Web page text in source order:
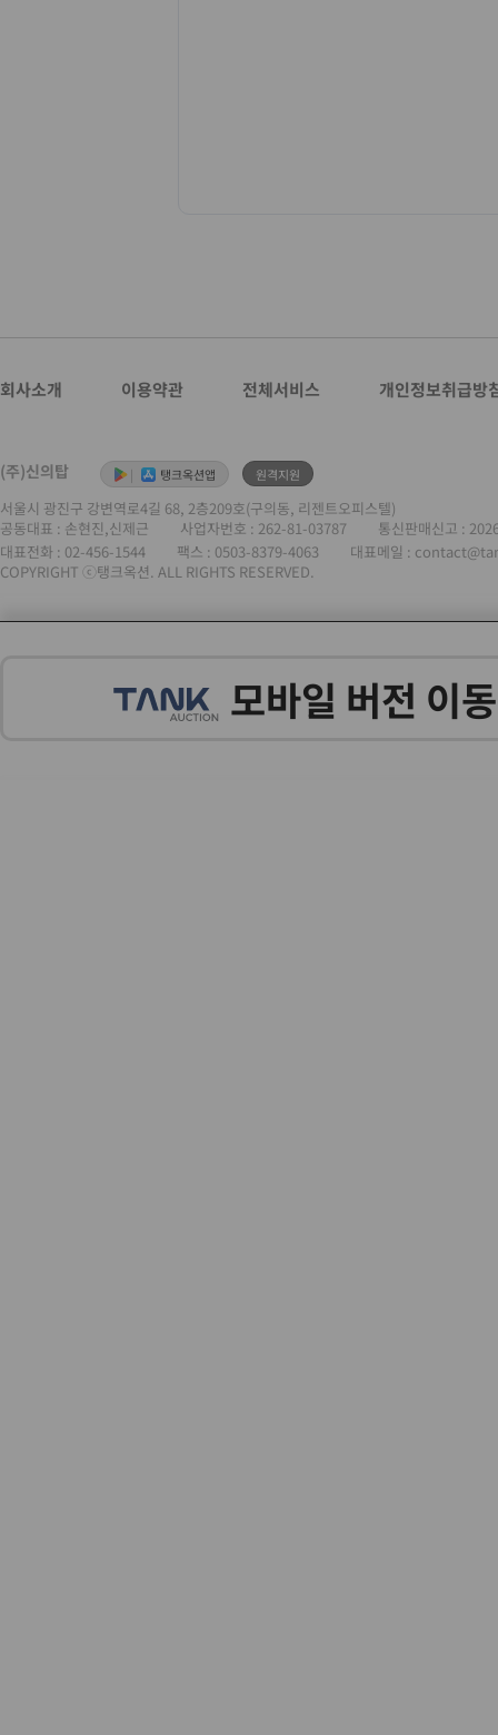
회사소개 이용약관 전체서비스 개인정보취급방
(주)신의탑 | 탱크옥션앱 원격지원
서울시 광진구 강변역로4길 68, 2층209호(구의동, 리젠트오피스텔)
공동대표 : 손현진,신제근
사업자번호 : 262-81-03787
통신판매신고 :
대표전화 : 02-456-1544 팩스 : 0503-8379-4063
대표메일 :
COPYRIGHT ⓒ탱크옥션. ALL RIGHTS RESERVED.
모바일 버전 이동